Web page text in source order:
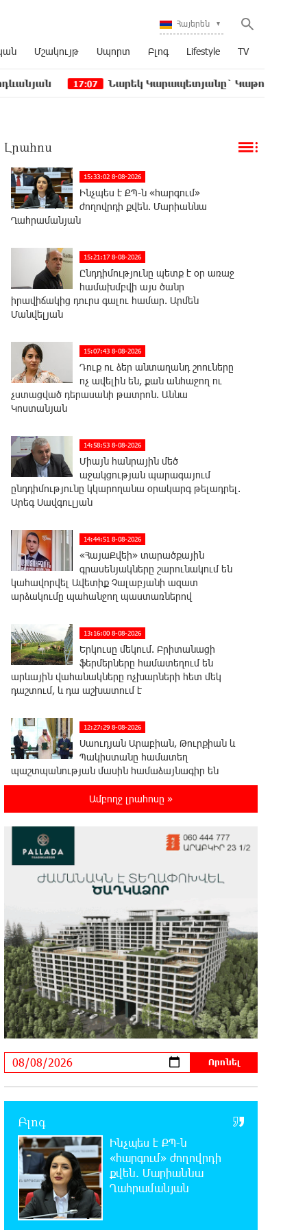
Հայերեն
Մշակույթ Սպորտ Բլոգ Lifestyle TV
17:07 Նարեկ Կարապետյանը` Կաթողիկոսին հեռացնել
Լրահոս
15:33:02 8-08-2026
Ինչպես է ՔՊ-ն «հարգում»
ժողովրդի քվեն. Մարիաննա
Ղահրամանյան
15:21:17 8-08-2026
Ընդդիմությունը պետք է օր առաջ
համախմբվի այս ծանր
իրավիճակից դուրս գալու համար. Արմեն
Մանվելյան
15:07:43 8-08-2026
Դուք ու ձեր անտաղանդ շոուները
ոչ ավելին են, քան անհաջող ու
չստացված դերասանի թատրոն. Աննա
Կոստանյան
14:58:53 8-08-2026
Միայն հանրային մեծ
աջակցության պարագայում
ընդդիմությունը կկարողանա օրակարգ թելադրել.
Արեգ Սավգուլյան
14:44:51 8-08-2026
«ՀայաՔվեի» տարածքային
գրասենյակները շարունակում են
կահավորվել Ավետիք Չալաբյանի ազատ
արձակումը պահանջող պաստառներով
13:16:00 8-08-2026
Երկուսը մեկում. Բրիտանացի
ֆերմերները համատեղում են
արևային վահանակները ոչխարների հետ մեկ
դաշտում, և դա աշխատում է
12:27:29 8-08-2026
Սաուդյան Արաբիան, Թուրքիան և
Պակիստանը համատեղ
պաշտպանության մասին համաձայնագիր են
կնքել. Արտակ Զաքարյան
Սլովակիայի նախկին
ղեկավարները պահանջում են, որ
Նիկոլ Փաշինյանը դադարեցնի Հայ Առաքելական
Եկեղեցու նկատմամբ քաղաքական
հետապնդումները և ճնշումները
11:47:14 8-08-2026
Բանկային գաղտնիքի ապօրինի
արտահոսք, մերժված վարույթներ
և լռող բանկեր. ահազանգում է գործարարը
11:26:57 8-08-2026
Ավետիք Չալաբյանն օրինակելի
հայ է և չի վախենում
իշխանությունների ապօրինություններից.
Լարիսա Ալավերդյան
10:11:47 8-08-2026
Մեր ուժը մեր աշխատակիցներն են.
ԶՊՄԿ
10:02:07 8-08-2026
«Պատմական հիշողությունը չի
կարելի քաղաքականություն
դարձնել». Կարպիս Փաշոյան
Ամբողջ լրահոսը »
Բլոգ
Ինչպես է ՔՊ-ն
«հարգում» ժողովրդի
քվեն. Մարիաննա
Ղահրամանյան